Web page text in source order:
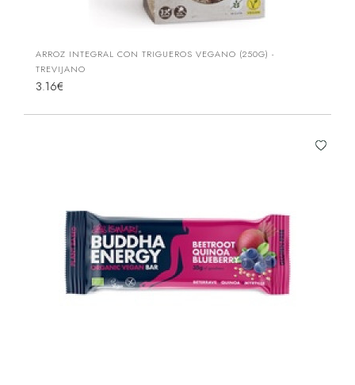
ARROZ INTEGRAL CON TRIGUEROS VEGANO (250G) -
TREVIJANO
3.16€